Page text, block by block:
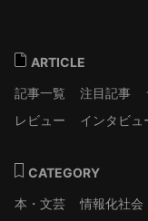
ARTICLE
記事一覧
注目記事
レビュー
インタビュ
CATEGORY
本・文芸
情報化社会